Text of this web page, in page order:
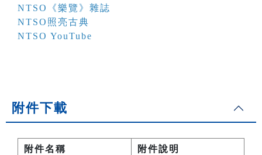
NTSO《樂覽》雜誌
NTSO照亮古典
NTSO YouTube
附件下載
附件名稱
附件說明